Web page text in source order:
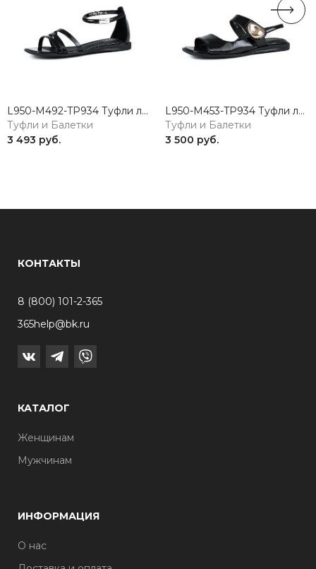
L950-M492-TP934 Туфли летние женские натуральная кожа черный 365
Туфли и Балетки
3 493 руб.
L950-M453-TP934 Туфли летние женские натуральная кожа черный 365
Туфли и Балетки
3 500 руб.
КОНТАКТЫ
8 (800) 101-2-365
365help@bk.ru
КАТАЛОГ
Женщинам
Мужчинам
ИНФОРМАЦИЯ
О нас